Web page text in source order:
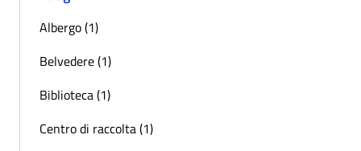
Albergo (1)
Belvedere (1)
Biblioteca (1)
Centro di raccolta (1)